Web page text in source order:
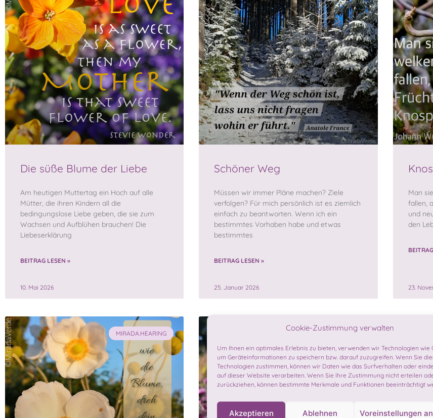
Cookie-Zustimmung verwalten
Um Ihnen ein optimales Erlebnis zu bieten, verwenden wir Technologien wie
um Geräteinformationen zu speichern bzw. darauf zuzugreifen. Wenn Sie
Technologien zustimmen, können wir Daten wie das Surfverhalten oder
auf dieser Website verarbeiten. Wenn Sie Ihre Zustimmung nicht erteilen
zurückziehen, können bestimmte Merkmale und Funktionen beeinträchtigt
Akzeptieren Ablehnen Voreinstellungen
Die süße Blume der Liebe
Am heutigen Muttertag ein Hoch auf alle
Mütter, die ihren Kindern all die
bedingungslose Liebe geben, die sie zum
Wachsen und Aufblühen brauchen! Die
Liebeserklärung
BEITRAG LESEN »
10. Mai 2026
Schöner Weg
Müssen wir immer Pläne machen? Ziele
verfolgen? Für mich persönlich ist es ziemlich
einfach zu beantworten. Wenn ich ein
bestimmtes Vorhaben habe und etwas
bestimmtes
BEITRAG LESEN »
25. Januar 2026
Man
fallen,
und
den
23.
MIRADA.HEARING MIRADA.HEARING